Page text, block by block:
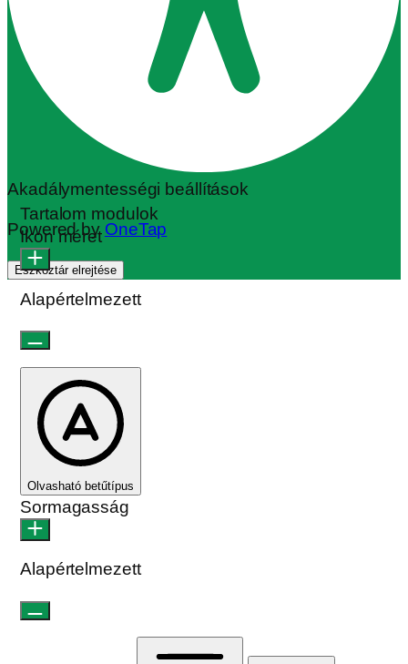
Akadálymentességi beállítások
Powered byOneTap
Eszköztár elrejtése
Tartalom modulok
Ikon méret
Alapértelmezett
Olvasható betűtípus
Sormagasság
Alapértelmezett